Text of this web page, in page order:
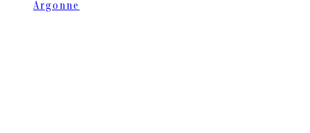
Argonne